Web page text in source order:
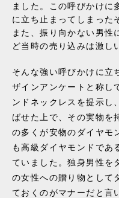
ました。この呼びかけに
に立ち止まってしまった
また、振り向かない男性
ど当時の売り込みは激し
そんな強い呼びかけに立
ザインアンケートと称し
ンドネックレスを提示し
ばせた上で、その実物を
の多くが安物のダイヤモ
も高級ダイヤモンドであ
ていました。独身男性を
の女性への贈り物として
ておくのがマナーだと言